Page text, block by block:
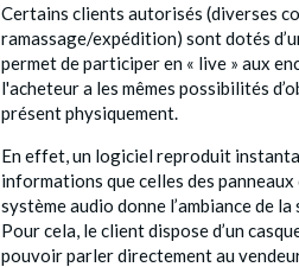
Certains clients autorisés (diverses
ramassage/expédition) sont dotés
permet de participer en « live » aux
l'acheteur a les mêmes possibilités
présent physiquement.
En effet, un logiciel reproduit
informations que celles des panneaux
système audio donne l’ambiance de
Pour cela, le client dispose d’un
pouvoir parler directement au